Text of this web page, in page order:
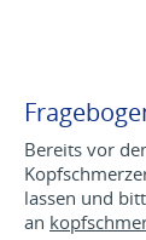
Bereits vor
lassen und
an